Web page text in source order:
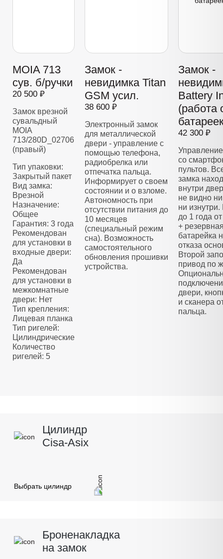
MOIA 713
сув. б/ручки
20 500 ₽
Замок врезной
сувальдный
MOIA
713/280D_02706
(правый)
Тип упаковки:
Закрытый пакет
Вид замка:
Врезной
Назначение:
Общее
Гарантия: 3 года
Рекомендован
для установки в
входные двери:
Да
Рекомендован
для установки в
межкомнатные
двери: Нет
Тип крепления:
Лицевая планка
Тип ригелей:
Цилиндрические
Количество
ригелей: 5
Замок -
невидимка Titan
GSM усил.
38 600 ₽
Электронный замок
для металлической
двери - управление с
помощью телефона,
радиобрелка или
отпечатка пальца.
Информирует о своем
состоянии и о взломе.
Автономность при
отсутствии питания до
10 месяцев
(специальный режим
сна). Возможность
самостоятельного
обновления прошивки
устройства.
Замок -
Battery
(работа
42 300 ₽
со
пультов.
замка
внутри
не видно
ни изнутри.
до 1 года
+
батарейка
отказа
Второй
привод по
двери,
и сканера
пальца.
Цилиндр
Cisa-Asix
Выбрать цилиндр
Броненакладка
на замок